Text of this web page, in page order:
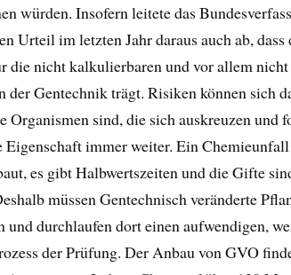
würden. Insofern leitete das
Urteil im letzten Jahr daraus auch ab, dass
die nicht kalkulierbaren und vor allem
Gentechnik trägt. Risiken können sich
Organismen sind, die sich auskreuzen und
Eigenschaft immer weiter. Ein
es gibt Halbwertszeiten und die Gifte
müssen Gentechnisch veränderte
und durchlaufen dort einen aufwendigen,
der Prüfung. Der Anbau von GVO